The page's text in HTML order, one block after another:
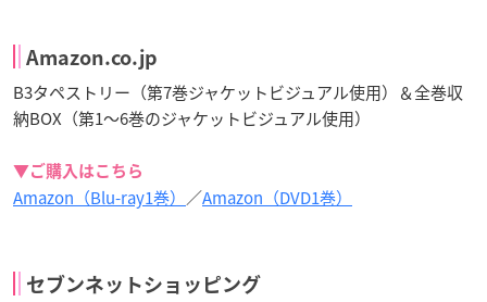
Amazon.co.jp
B3タペストリー（第7巻ジャケットビジュアル使用）＆全巻収
納BOX（第1～6巻のジャケットビジュアル使用）
▼ご購入はこちら
Amazon（Blu-ray1巻） ／Amazon（DVD1巻）
セブンネットショッピング